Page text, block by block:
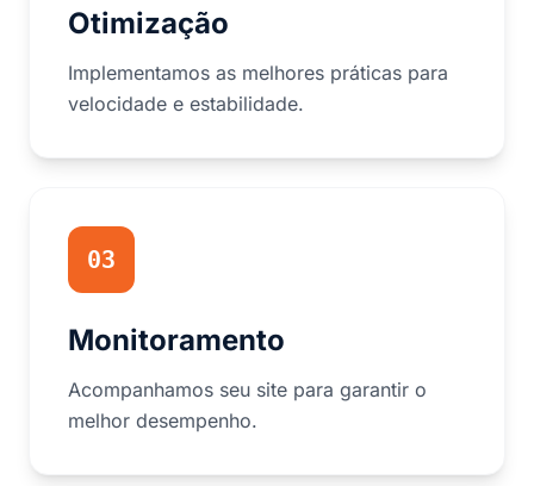
Otimização
Implementamos as melhores práticas para
velocidade e estabilidade.
03
Monitoramento
Acompanhamos seu site para garantir o
melhor desempenho.